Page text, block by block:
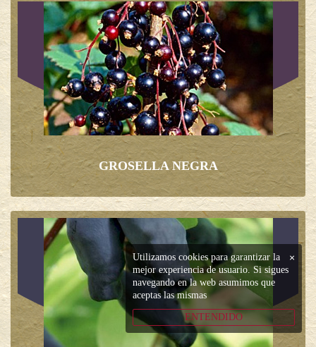
GROSELLA NEGRA
×
Utilizamos cookies para garantizar la
mejor experiencia de usuario. Si sigues
navegando en la web asumimos que
aceptas las mismas
ENTENDIDO